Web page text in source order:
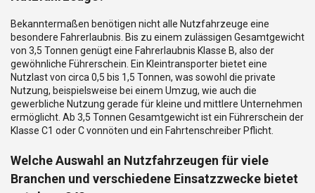
Bekanntermaßen benötigen nicht alle Nutzfahrzeuge eine
besondere Fahrerlaubnis. Bis zu einem zulässigen Gesamtgewicht
von 3,5 Tonnen genügt eine Fahrerlaubnis Klasse B, also der
gewöhnliche Führerschein. Ein Kleintransporter bietet eine
Nutzlast von circa 0,5 bis 1,5 Tonnen, was sowohl die private
Nutzung, beispielsweise bei einem Umzug, wie auch die
gewerbliche Nutzung gerade für kleine und mittlere Unternehmen
ermöglicht. Ab 3,5 Tonnen Gesamtgewicht ist ein Führerschein der
Klasse C1 oder C vonnöten und ein Fahrtenschreiber Pflicht.
Welche Auswahl an Nutzfahrzeugen für viele
Branchen und verschiedene Einsatzzwecke bietet